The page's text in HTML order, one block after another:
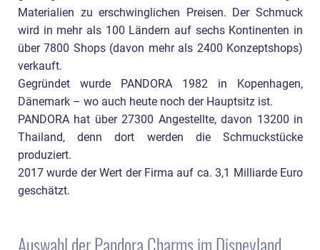
Materialien zu erschwinglichen Preisen. Der Schmuck
wird in mehr als 100 Ländern auf sechs Kontinenten in
über 7800 Shops (davon mehr als 2400 Konzeptshops)
verkauft.
Gegründet wurde PANDORA 1982 in Kopenhagen,
Dänemark – wo auch heute noch der Hauptsitz ist.
PANDORA hat über 27300 Angestellte, davon 13200 in
Thailand, denn dort werden die Schmuckstücke
produziert.
2017 wurde der Wert der Firma auf ca. 3,1 Milliarde Euro
geschätzt.
Auswahl der Pandora Charms im Disneyland